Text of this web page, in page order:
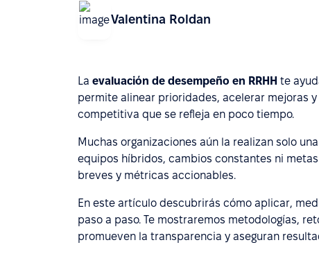
Valentina Roldan
La evaluación de desempeño en RRHH te
permite alinear prioridades, acelerar mejoras
competitiva que se refleja en poco tiempo.
Muchas organizaciones aún la realizan solo
equipos híbridos, cambios constantes ni
breves y métricas accionables.
En este artículo descubrirás cómo aplicar,
paso a paso. Te mostraremos metodologías,
promueven la transparencia y aseguran